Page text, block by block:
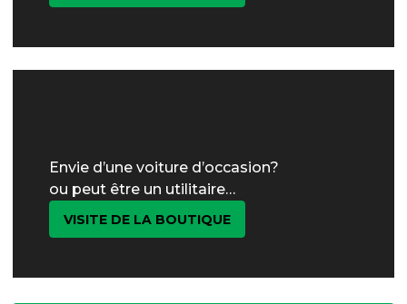
Envie d’une voiture d’occasion?
ou peut être un utilitaire…
VISITE DE LA BOUTIQUE